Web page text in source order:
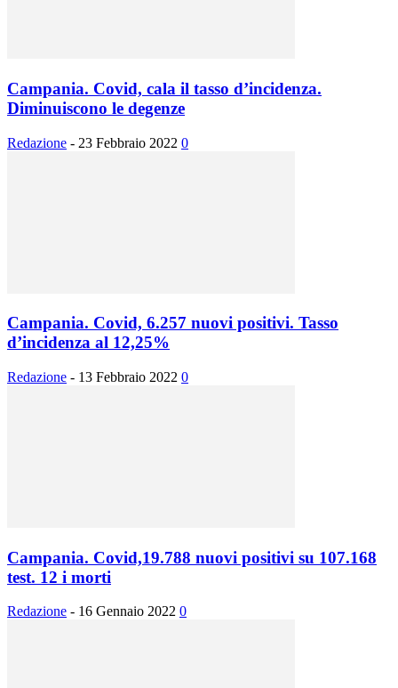
Campania. Covid, cala il tasso d’incidenza.
Diminuiscono le degenze
Redazione - 23 Febbraio 2022 0
Campania. Covid, 6.257 nuovi positivi. Tasso
d’incidenza al 12,25%
Redazione - 13 Febbraio 2022 0
Campania. Covid,19.788 nuovi positivi su 107.168
test. 12 i morti
Redazione - 16 Gennaio 2022 0